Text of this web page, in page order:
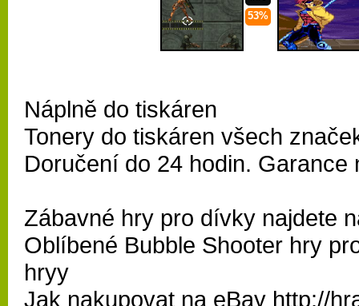
53%
Náplně do tiskáren
Tonery do tiskáren všech
Doručení do 24 hodin. Garance
Zábavné hry pro dívky najdete
Oblíbené Bubble Shooter hry
hryy
Jak nakupovat na eBay http://